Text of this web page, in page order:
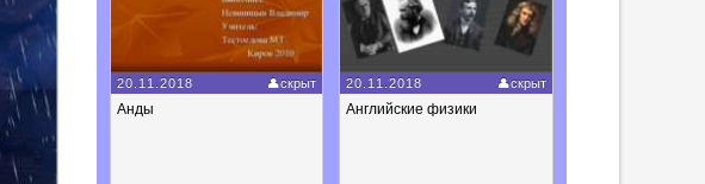
20.11.2018 скрыт
Анды
20.11.2018 скрыт
Английские физики